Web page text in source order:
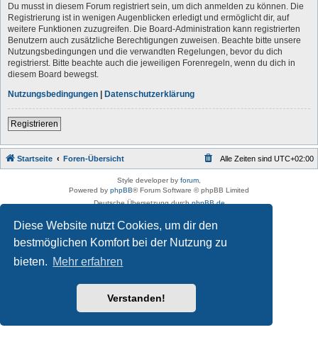
Diese Website nutzt Cookies, um dir den
bestmöglichen Komfort bei der Nutzung zu
bieten. Mehr erfahren
Verstanden!
Du musst in diesem Forum registriert sein, um dich anmelden zu können. Die
Registrierung ist in wenigen Augenblicken erledigt und ermöglicht dir, auf
weitere Funktionen zuzugreifen. Die Board-Administration kann registrierten
Benutzern auch zusätzliche Berechtigungen zuweisen. Beachte bitte unsere
Nutzungsbedingungen und die verwandten Regelungen, bevor du dich
registrierst. Bitte beachte auch die jeweiligen Forenregeln, wenn du dich in
diesem Board bewegst.
Nutzungsbedingungen | Datenschutzerklärung
Registrieren
Startseite Foren-Übersicht Alle Zeiten sind UTC+02:00
Style developer by forum
Powered by phpBB® Forum Software © phpBB Limited
Deutsche Übersetzung durchphpBB.de